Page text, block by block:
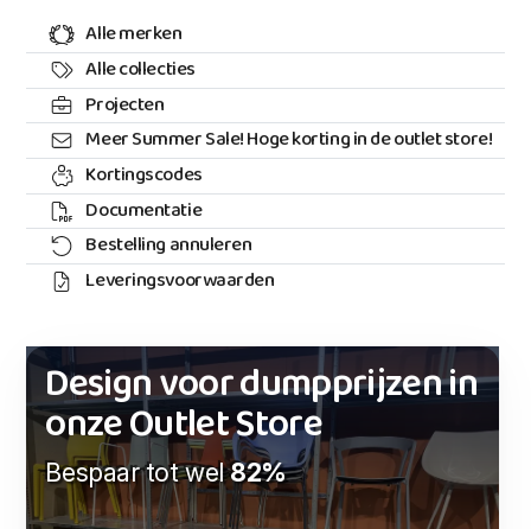
Alle merken
Alle collecties
Projecten
Meer Summer Sale! Hoge korting in de outlet store!
Kortingscodes
Documentatie
Bestelling annuleren
Leveringsvoorwaarden
Design voor dumpprijzen in
onze Outlet Store
Bespaar tot wel82%